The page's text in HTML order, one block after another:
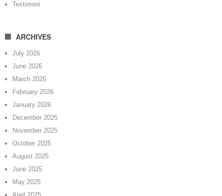
Testimoni
ARCHIVES
July 2026
June 2026
March 2026
February 2026
January 2026
December 2025
November 2025
October 2025
August 2025
June 2025
May 2025